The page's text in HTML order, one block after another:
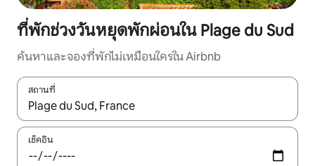
ที่พักช่วงวันหยุดพักผ่อนใน Plage du Sud
ค้นหาและจองที่พักไม่เหมือนใครใน Airbnb
สถานที่
ใช้ลูกศรขึ้นลง หรือใช้การสัมผัสหรือปัด เพื่อสำรวจผลการค้นหา
เช็คอิน